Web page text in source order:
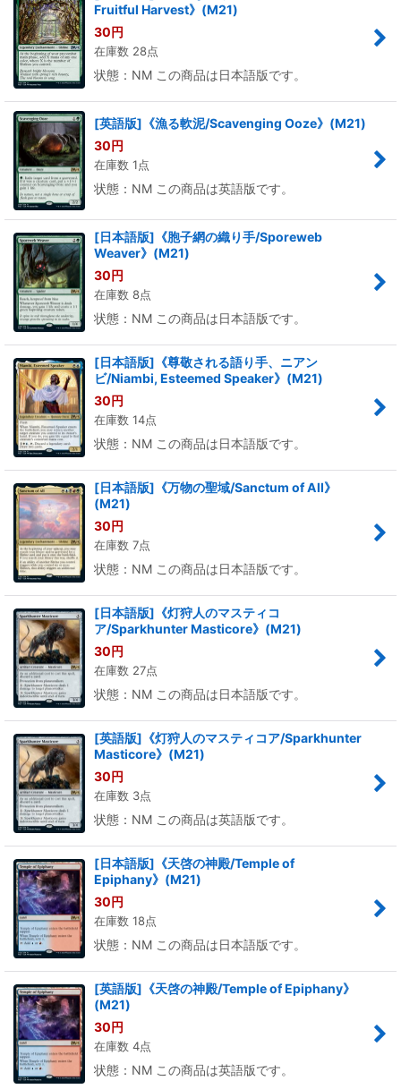
Fruitful Harvest》(M21)
30円
在庫数 28点
状態：NM この商品は日本語版です。
[英語版]《漁る軟泥/Scavenging Ooze》(M21)
30円
在庫数 1点
状態：NM この商品は英語版です。
[日本語版]《胞子網の織り手/Sporeweb
Weaver》(M21)
30円
在庫数 8点
状態：NM この商品は日本語版です。
[日本語版]《尊敬される語り手、ニアン
ビ/Niambi, Esteemed Speaker》(M21)
30円
在庫数 14点
状態：NM この商品は日本語版です。
[日本語版]《万物の聖域/Sanctum of All》
(M21)
30円
在庫数 7点
状態：NM この商品は日本語版です。
[日本語版]《灯狩人のマスティコ
ア/Sparkhunter Masticore》(M21)
30円
在庫数 27点
状態：NM この商品は日本語版です。
[英語版]《灯狩人のマスティコア/Sparkhunter
Masticore》(M21)
30円
在庫数 3点
状態：NM この商品は英語版です。
[日本語版]《天啓の神殿/Temple of
Epiphany》(M21)
30円
在庫数 18点
状態：NM この商品は日本語版です。
[英語版]《天啓の神殿/Temple of Epiphany》
(M21)
30円
在庫数 4点
状態：NM この商品は英語版です。